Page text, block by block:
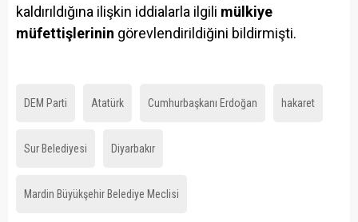
kaldırıldığına ilişkin iddialarla ilgili mülkiye
müfettişlerinin görevlendirildiğini bildirmişti.
DEM Parti Atatürk Cumhurbaşkanı Erdoğan hakaret
Sur Belediyesi Diyarbakır
Mardin Büyükşehir Belediye Meclisi